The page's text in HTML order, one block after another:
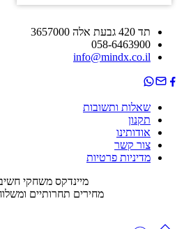
תד 420 גבעת אלה 3657000
058-6463900
info@mindx.co.il
שאלות ותשובות
תקנון
אודותינו
צור קשר
מדיניות פרטיות
מיינדקס משחקי
מחירים תחרותיים